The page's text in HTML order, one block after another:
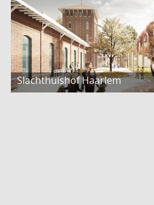
Slachthuishof Haarlem